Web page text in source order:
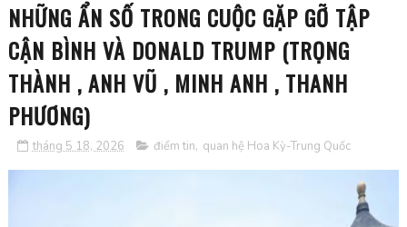
NHỮNG ẨN SỐ TRONG CUỘC GẶP GỠ TẬP
CẬN BÌNH VÀ DONALD TRUMP (TRỌNG
THÀNH , ANH VŨ , MINH ANH , THANH
PHƯƠNG)
tháng 5 18, 2026 điểm tin, quan hệ Hoa Kỳ-Trung Quốc